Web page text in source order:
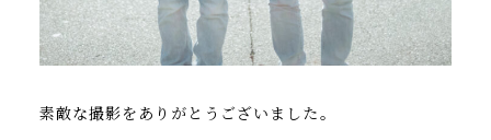
素敵な撮影をありがとうございました。